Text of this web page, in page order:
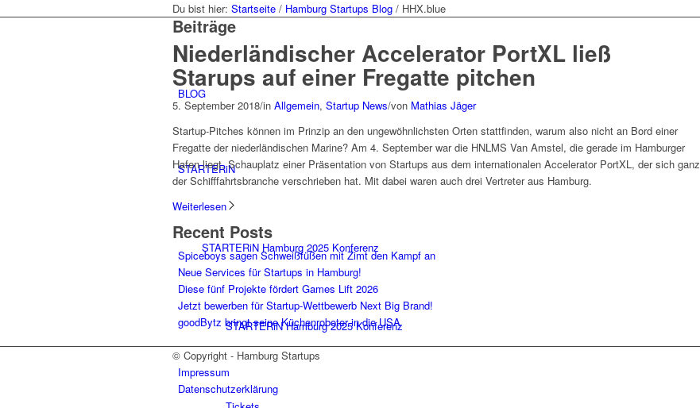
BLOG
STARTERiN
STARTERiN Hamburg 2025 Konferenz
STARTERiN Hamburg 2025 Konferenz
Du bist hier: Startseite / Hamburg Startups Blog / HHX.blue
Beiträge
Niederländischer Accelerator PortXL ließ
Starups auf einer Fregatte pitchen
5. September 2018/in Allgemein, Startup News/von Mathias Jäger
Startup-Pitches können im Prinzip an den ungewöhnlichsten Orten stattfinden, warum also nicht an Bord einer
Fregatte der niederländischen Marine? Am 4. September war die HNLMS Van Amstel, die gerade im Hamburger
Hafen liegt, Schauplatz einer Präsentation von Startups aus dem internationalen Accelerator PortXL, der sich ganz
der Schifffahrtsbranche verschrieben hat. Mit dabei waren auch drei Vertreter aus Hamburg.
Weiterlesen
Recent Posts
Spiceboys sagen Schweißfüßen mit Zimt den Kampf an
Neue Services für Startups in Hamburg!
Diese fünf Projekte fördert Games Lift 2026
Jetzt bewerben für Startup-Wettbewerb Next Big Brand!
goodBytz bringt seine Küchenroboter in die USA
© Copyright - Hamburg Startups
Impressum
Datenschutzerklärung